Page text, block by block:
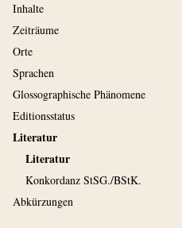
Inhalte
Zeiträume
Orte
Sprachen
Glossographische Phänomene
Editionsstatus
Literatur
Literatur
Konkordanz StSG./BStK.
Abkürzungen